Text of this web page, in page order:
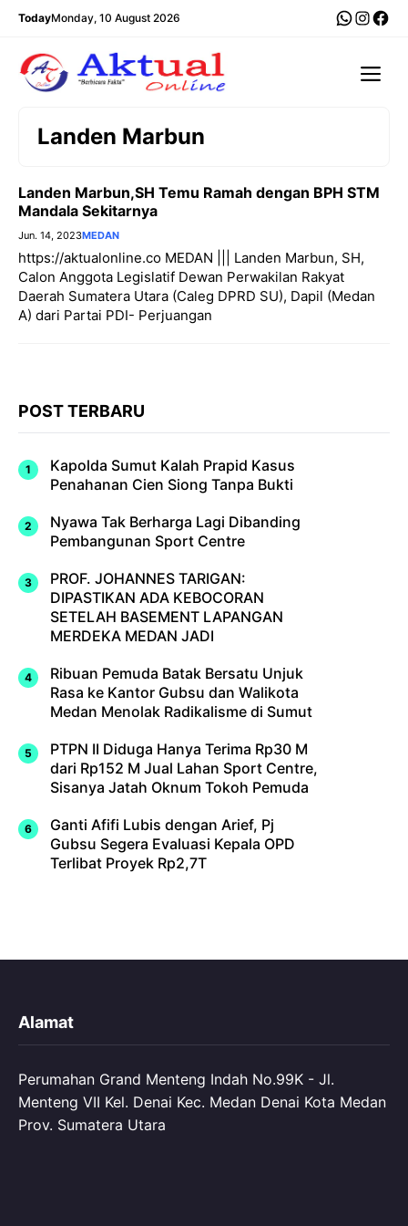
Langsung
TodayMonday, 10 August 2026
Landen Marbun
Landen Marbun,SH Temu Ramah dengan BPH STM
Mandala Sekitarnya
Jun. 14, 2023MEDAN
https://aktualonline.co MEDAN ||| Landen Marbun, SH,
Calon Anggota Legislatif Dewan Perwakilan Rakyat
Daerah Sumatera Utara (Caleg DPRD SU), Dapil (Medan
A) dari Partai PDI- Perjuangan
POST TERBARU
Kapolda Sumut Kalah Prapid Kasus
Penahanan Cien Siong Tanpa Bukti
Nyawa Tak Berharga Lagi Dibanding
Pembangunan Sport Centre
PROF. JOHANNES TARIGAN:
DIPASTIKAN ADA KEBOCORAN
SETELAH BASEMENT LAPANGAN
MERDEKA MEDAN JADI
Ribuan Pemuda Batak Bersatu Unjuk
Rasa ke Kantor Gubsu dan Walikota
Medan Menolak Radikalisme di Sumut
PTPN II Diduga Hanya Terima Rp30 M
dari Rp152 M Jual Lahan Sport Centre,
Sisanya Jatah Oknum Tokoh Pemuda
Ganti Afifi Lubis dengan Arief, Pj
Gubsu Segera Evaluasi Kepala OPD
Terlibat Proyek Rp2,7T
Alamat
Perumahan Grand Menteng Indah No.99K - Jl.
Menteng VII Kel. Denai Kec. Medan Denai Kota Medan
Prov. Sumatera Utara